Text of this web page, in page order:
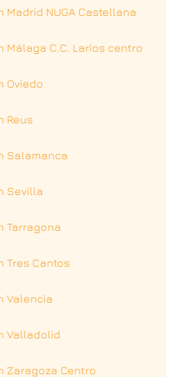
Madrid NUGA Castellana
Málaga C.C. Larios centro
Oviedo
Reus
Salamanca
Sevilla
Tarragona
Tres Cantos
Valencia
Valladolid
Zaragoza Centro